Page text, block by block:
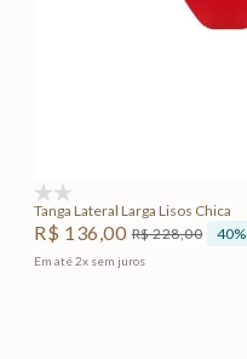
Tanga Lateral Larga Lisos Chica
R$ 136,00 R$228,00 40%
Em até2x sem juros